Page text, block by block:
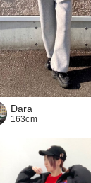
Dara
163cm